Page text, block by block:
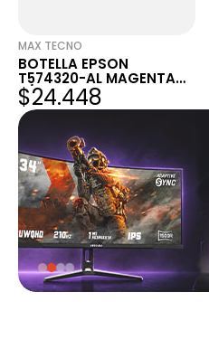
MAX TECNO
BOTELLA EPSON
T574320-AL MAGENTA
P/L8050
$24.448